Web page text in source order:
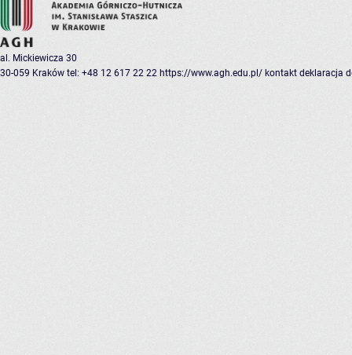
al. Mickiewicza 30
30-059 Kraków tel: +48 12 617 22 22 https://www.agh.edu.pl/ kontakt deklaracja